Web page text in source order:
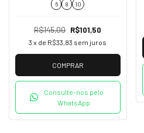
Pequenos
6 8 10
R$145,00 R$101,50
3 x de R$33,83 sem juros
COMPRAR
Consulte-nos pelo
WhatsApp